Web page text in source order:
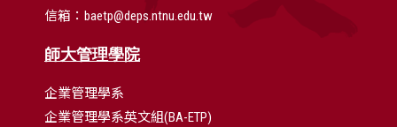
信箱：baetp@deps.ntnu.edu.tw
師大管理學院
企業管理學系
企業管理學系英文組(BA-ETP)